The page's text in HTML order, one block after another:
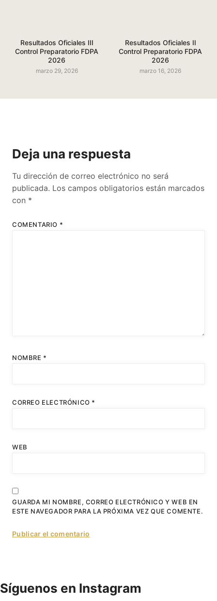
Resultados Oficiales III
Control Preparatorio FDPA
2026
marzo 29, 2026
Resultados Oficiales II
Control Preparatorio FDPA
2026
marzo 16, 2026
Deja una respuesta
Tu dirección de correo electrónico no será
publicada. Los campos obligatorios están marcados
con *
COMENTARIO *
NOMBRE *
CORREO ELECTRÓNICO *
WEB
GUARDA MI NOMBRE, CORREO ELECTRÓNICO Y WEB EN
ESTE NAVEGADOR PARA LA PRÓXIMA VEZ QUE COMENTE.
Síguenos en Instagram